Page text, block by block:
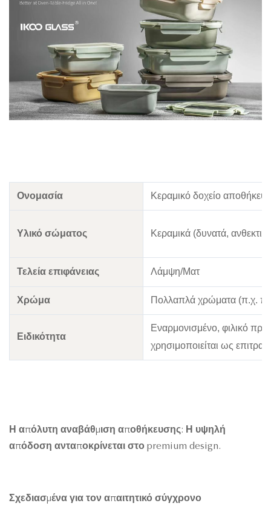
Ονομασία Κεραμικό δοχείο
Υλικό σώματος Κεραμικά (δυνατά,
Τελεία επιφάνειας Λάμψη/Ματ
Χρώμα Πολλαπλά χρώματα (π.χ.
Ειδικότητα
Εναρμονισμένο, φιλικό
χρησιμοποιείται ως
Η απόλυτη αναβάθμιση αποθήκευσης: Η υψηλή
απόδοση ανταποκρίνεται στο premium design.
Σχεδιασμένα για τον απαιτητικό σύγχρονο